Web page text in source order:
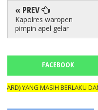
« PREV
Kapolres waropen
pimpin apel gelar
FACEBOOK
YANG MASIH BERLAKU DAN